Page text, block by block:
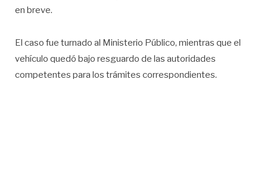
en breve.
El caso fue turnado al Ministerio Público, mientras que el
vehículo quedó bajo resguardo de las autoridades
competentes para los trámites correspondientes.